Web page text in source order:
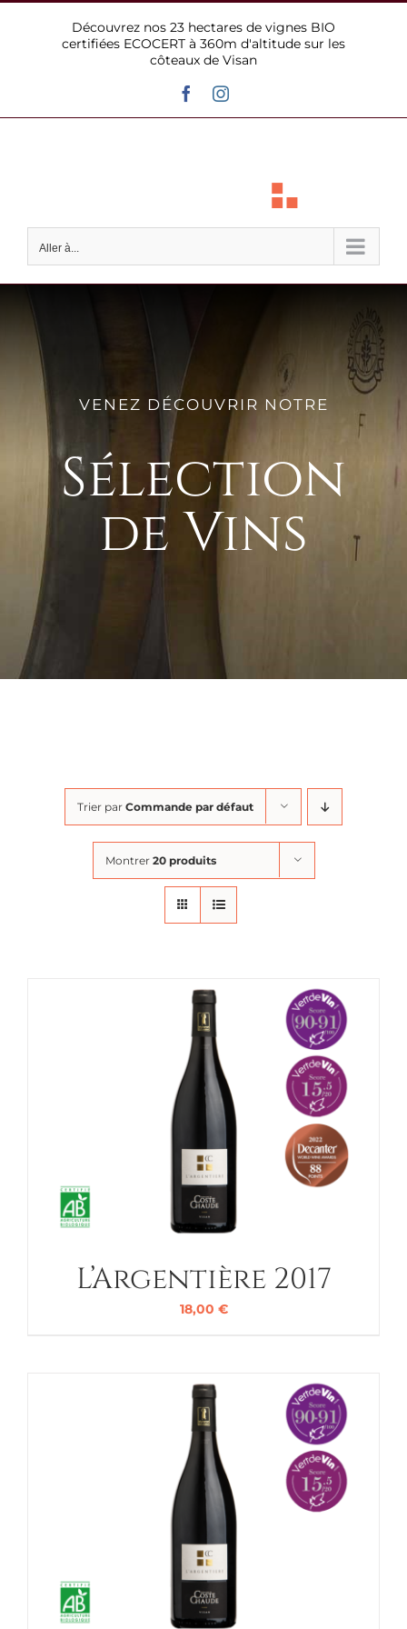
Découvrez nos 23 hectares de vignes BIO
certifiées ECOCERT à 360m d'altitude sur les
côteaux de Visan
FacebookInstagram
Aller à...
VENEZ DÉCOUVRIR NOTRE
Sélection
de Vins
Trier par Commande par défaut
Montrer 20 produits
L’Argentière 2017
18,00 €